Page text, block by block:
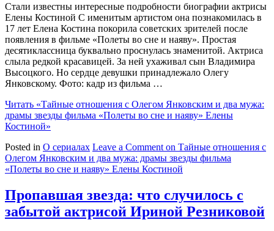
Стали известны интересные подробности биографии актрисы
Елены Костиной С именитым артистом она познакомилась в
17 лет Елена Костина покорила советских зрителей после
появления в фильме «Полеты во сне и наяву». Простая
десятиклассница буквально проснулась знаменитой. Актриса
слыла редкой красавицей. За ней ухаживал сын Владимира
Высоцкого. Но сердце девушки принадлежало Олегу
Янковскому. Фото: кадр из фильма …
Читать «Тайные отношения с Олегом Янковским и два мужа:
драмы звезды фильма «Полеты во сне и наяву» Елены
Костиной»
Posted in О сериалах Leave a Comment on Тайные отношения с
Олегом Янковским и два мужа: драмы звезды фильма
«Полеты во сне и наяву» Елены Костиной
Пропавшая звезда: что случилось с
забытой актрисой Ириной Резниковой